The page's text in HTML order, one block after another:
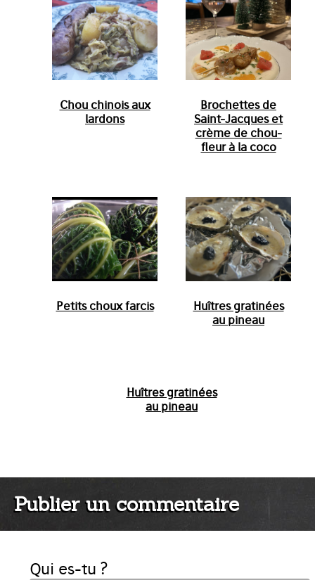
Chou chinois aux
lardons
Brochettes de
Saint-Jacques et
crème de chou-
fleur à la coco
Petits choux farcis
Huîtres gratinées
au pineau
Huîtres gratinées
au pineau
Publier un commentaire
Qui es-tu ?